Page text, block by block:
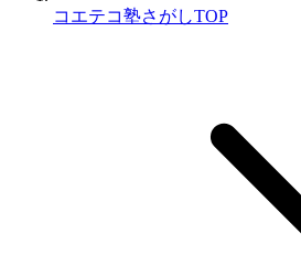
コエテコ塾さがしTOP